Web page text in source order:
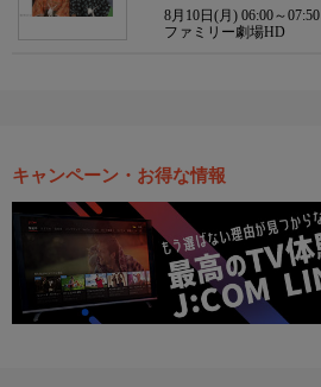
8月10日(月) 06:00～07:50
ファミリー劇場HD
キャンペーン・お得な情報